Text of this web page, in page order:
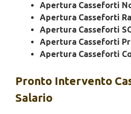
Apertura Casseforti
Apertura Casseforti
Apertura Casseforti
Apertura Casseforti
Apertura Casseforti
Pronto Intervento
Salario